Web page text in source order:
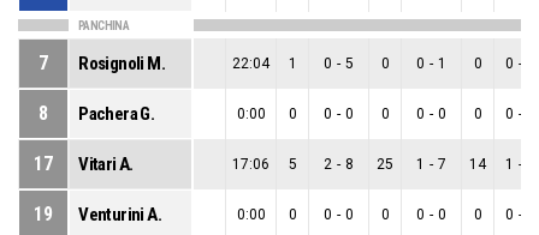
PANCHINA
7 Rosignoli M. 22:04 1 0 - 5 0 0 - 1 0 0 -
8 Pachera G. 0:00 0 0 - 0 0 0 - 0 0 0 -
17 Vitari A. 17:06 5 2 - 8 25 1 - 7 14 1 -
19 Venturini A. 0:00 0 0 - 0 0 0 - 0 0 0 -